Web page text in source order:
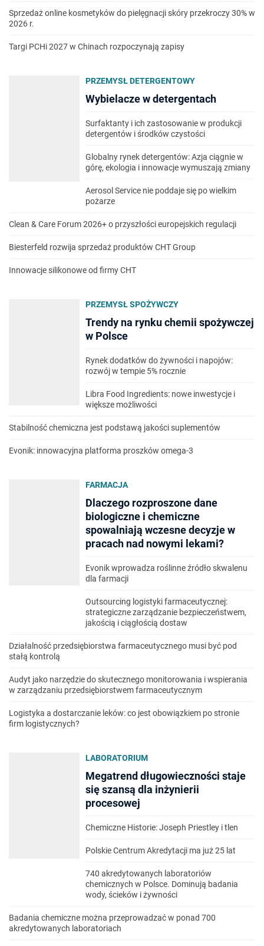
Sprzedaż online kosmetyków do pielęgnacji skóry przekroczy 30% w
2026 r.
Targi PCHi 2027 w Chinach rozpoczynają zapisy
PRZEMYSŁ DETERGENTOWY
Wybielacze w detergentach
Surfaktanty i ich zastosowanie w produkcji
detergentów i środków czystości
Globalny rynek detergentów: Azja ciągnie w
górę, ekologia i innowacje wymuszają zmiany
Aerosol Service nie poddaje się po wielkim
pożarze
Clean & Care Forum 2026+ o przyszłości europejskich regulacji
Biesterfeld rozwija sprzedaż produktów CHT Group
Innowacje silikonowe od firmy CHT
PRZEMYSŁ SPOŻYWCZY
Trendy na rynku chemii spożywczej
w Polsce
Rynek dodatków do żywności i napojów:
rozwój w tempie 5% rocznie
Libra Food Ingredients: nowe inwestycje i
większe możliwości
Stabilność chemiczna jest podstawą jakości suplementów
Evonik: innowacyjna platforma proszków omega-3
FARMACJA
Dlaczego rozproszone dane
biologiczne i chemiczne
spowalniają wczesne decyzje w
pracach nad nowymi lekami?
Evonik wprowadza roślinne źródło skwalenu
dla farmacji
Outsourcing logistyki farmaceutycznej:
strategiczne zarządzanie bezpieczeństwem,
jakością i ciągłością dostaw
Działalność przedsiębiorstwa farmaceutycznego musi być pod
stałą kontrolą
Audyt jako narzędzie do skutecznego monitorowania i wspierania
w zarządzaniu przedsiębiorstwem farmaceutycznym
Logistyka a dostarczanie leków: co jest obowiązkiem po stronie
firm logistycznych?
LABORATORIUM
Megatrend długowieczności staje
się szansą dla inżynierii
procesowej
Chemiczne Historie: Joseph Priestley i tlen
Polskie Centrum Akredytacji ma już 25 lat
740 akredytowanych laboratoriów
chemicznych w Polsce. Dominują badania
wody, ścieków i żywności
Badania chemiczne można przeprowadzać w ponad 700
akredytowanych laboratoriach